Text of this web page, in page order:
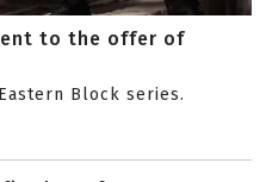
to the offer of
Block series.